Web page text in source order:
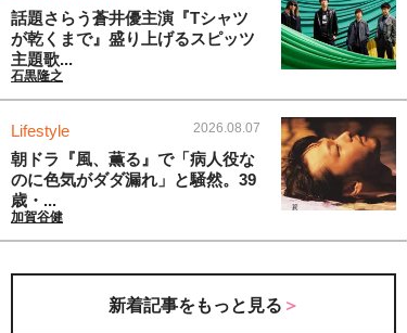
話題さらう蒼井優主演『Tシャツ
が乾くまで』盛り上げるスピッツ
主題歌...
石黒隆之
Lifestyle 2026.08.07
朝ドラ『風、薫る』で「病人役な
のに色気がダダ漏れ」と騒然。39
歳・...
加賀谷健
新着記事をもっと見る